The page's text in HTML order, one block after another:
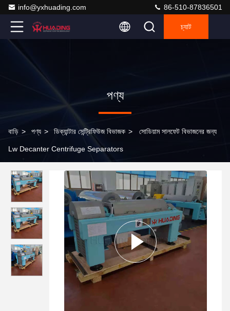
info@yxhuading.com 86-510-87836501
চ্যাট
পণ্য
বাড়ি > পণ্য > ডিক্যান্টার সেন্ট্রিফিউজ বিভাজক > সোডিয়াম সালফেট বিভাজনের জন্য
Lw Decanter Centrifuge Separators